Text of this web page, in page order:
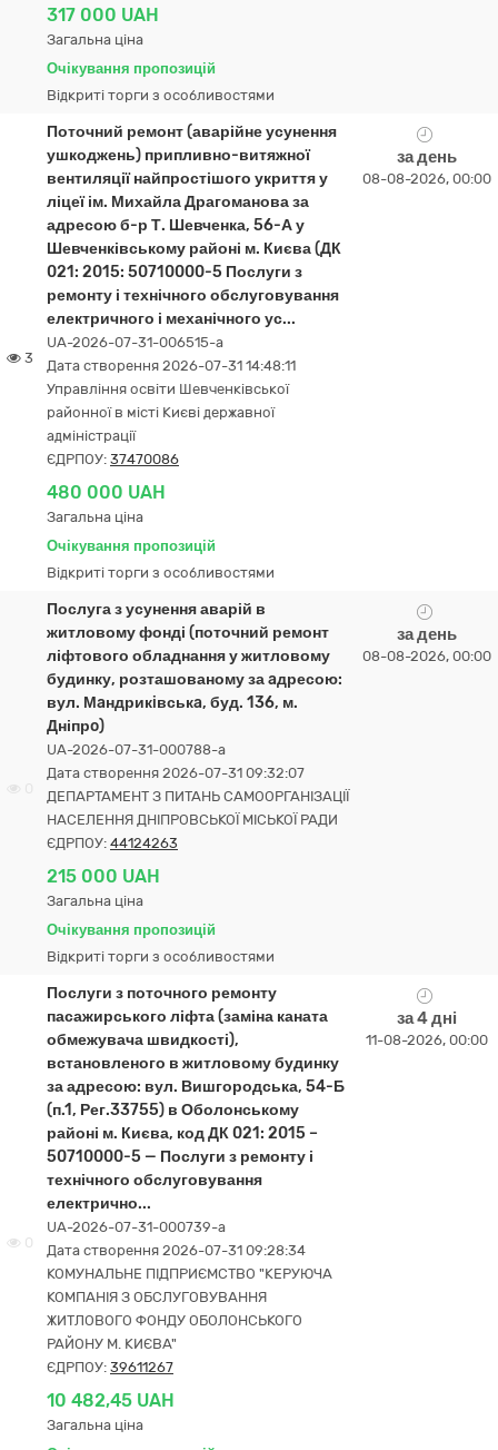
317 000 UAH
Загальна ціна
Очікування пропозицій
Відкриті торги з особливостями
3
Поточний ремонт (аварійне усунення
ушкоджень) припливно-витяжної
вентиляції найпростішого укриття у
ліцеї ім. Михайла Драгоманова за
адресою б-р Т. Шевченка, 56-А у
Шевченківському районі м. Києва (ДК
021: 2015: 50710000-5 Послуги з
ремонту і технічного обслуговування
електричного і механічного ус...
UA-2026-07-31-006515-a
Дата створення 2026-07-31 14:48:11
Управління освіти Шевченківської
районної в місті Києві державної
адміністрації
ЄДРПОУ: 37470086
480 000 UAH
Загальна ціна
Очікування пропозицій
Відкриті торги з особливостями
за день
08-08-2026, 00:00
Послуга з усунення аварій в
житловому фонді (поточний ремонт
ліфтового обладнання у житловому
будинку, розташованому за aдресою:
вул. Мaндрикiвськa, буд. 136, м.
Дніпрo)
UA-2026-07-31-000788-a
Дата створення 2026-07-31 09:32:07
ДЕПАРТАМЕНТ З ПИТАНЬ САМООРГАНІЗАЦІЇ
НАСЕЛЕННЯ ДНІПРОВСЬКОЇ МІСЬКОЇ РАДИ
ЄДРПОУ: 44124263
215 000 UAH
Загальна ціна
Очікування пропозицій
Відкриті торги з особливостями
за день
08-08-2026, 00:00
0
Послуги з поточного ремонту
пасажирського ліфта (заміна каната
обмежувача швидкості),
встановленого в житловому будинку
за адресою: вул. Вишгородська, 54-Б
(п.1, Рег.33755) в Оболонському
районі м. Києва, код ДК 021: 2015 –
50710000-5 — Послуги з ремонту і
технічного обслуговування
електрично...
UA-2026-07-31-000739-a
Дата створення 2026-07-31 09:28:34
КОМУНАЛЬНЕ ПІДПРИЄМСТВО "КЕРУЮЧА
КОМПАНІЯ З ОБСЛУГОВУВАННЯ
ЖИТЛОВОГО ФОНДУ ОБОЛОНСЬКОГО
РАЙОНУ М. КИЄВА"
ЄДРПОУ: 39611267
10 482,45 UAH
Загальна ціна
за 4 дні
11-08-2026, 00:00